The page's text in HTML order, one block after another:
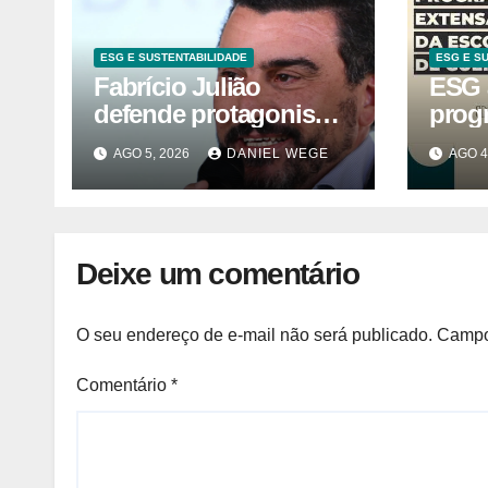
ESG E SUSTENTABILIDADE
Fabrício Julião
defende protagonismo
da agenda social
AGO 5, 2026 DANIEL WEGE
ESG E
ESG
AGO
Deixe um comentário
O seu endereço de e-mail não será publicado.
Comentário *